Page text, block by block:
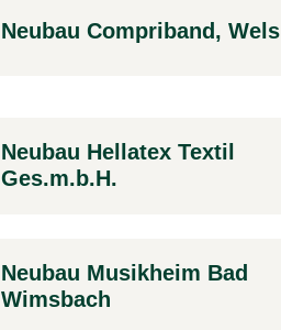
Neubau Compriband, Wels
Neubau Hellatex Textil
Ges.m.b.H.
Neubau Musikheim Bad
Wimsbach